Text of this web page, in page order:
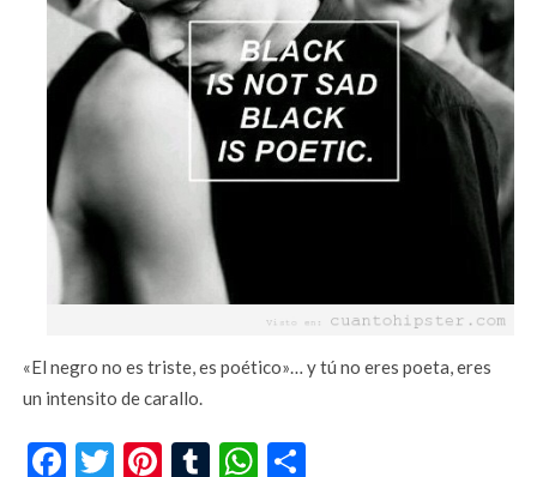
«El negro no es triste, es poético»… y tú no eres poeta, eres
un intensito de carallo.
Facebook
Twitter
Pinterest
TumblrWhatsApp